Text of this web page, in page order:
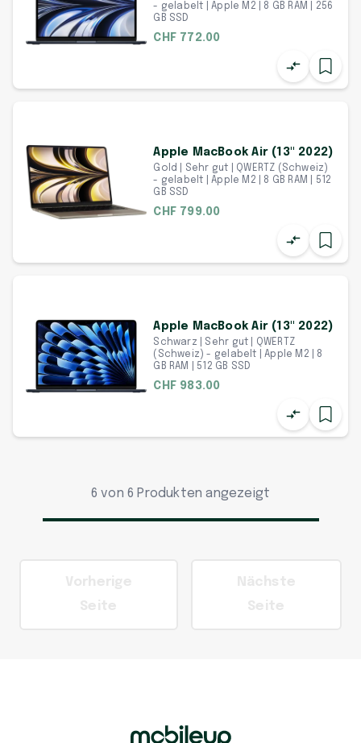
- gelabelt | Apple M2 | 8 GB RAM | 256
GB SSD
CHF 772.00
Apple MacBook Air (13" 2022)
Gold | Sehr gut | QWERTZ (Schweiz)
- gelabelt | Apple M2 | 8 GB RAM | 512
GB SSD
CHF 799.00
Apple MacBook Air (13" 2022)
Schwarz | Sehr gut | QWERTZ
(Schweiz) - gelabelt | Apple M2 | 8
GB RAM | 512 GB SSD
CHF 983.00
6 von 6 Produkten angezeigt